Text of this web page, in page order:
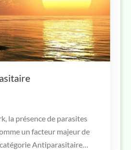
la présence de parasites
un facteur majeur de
Antiparasitaire…